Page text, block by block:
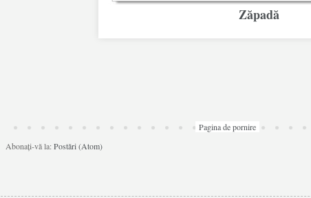
Zăpadă
Pagina de pornire
Abonați-vă la:Postări (Atom)